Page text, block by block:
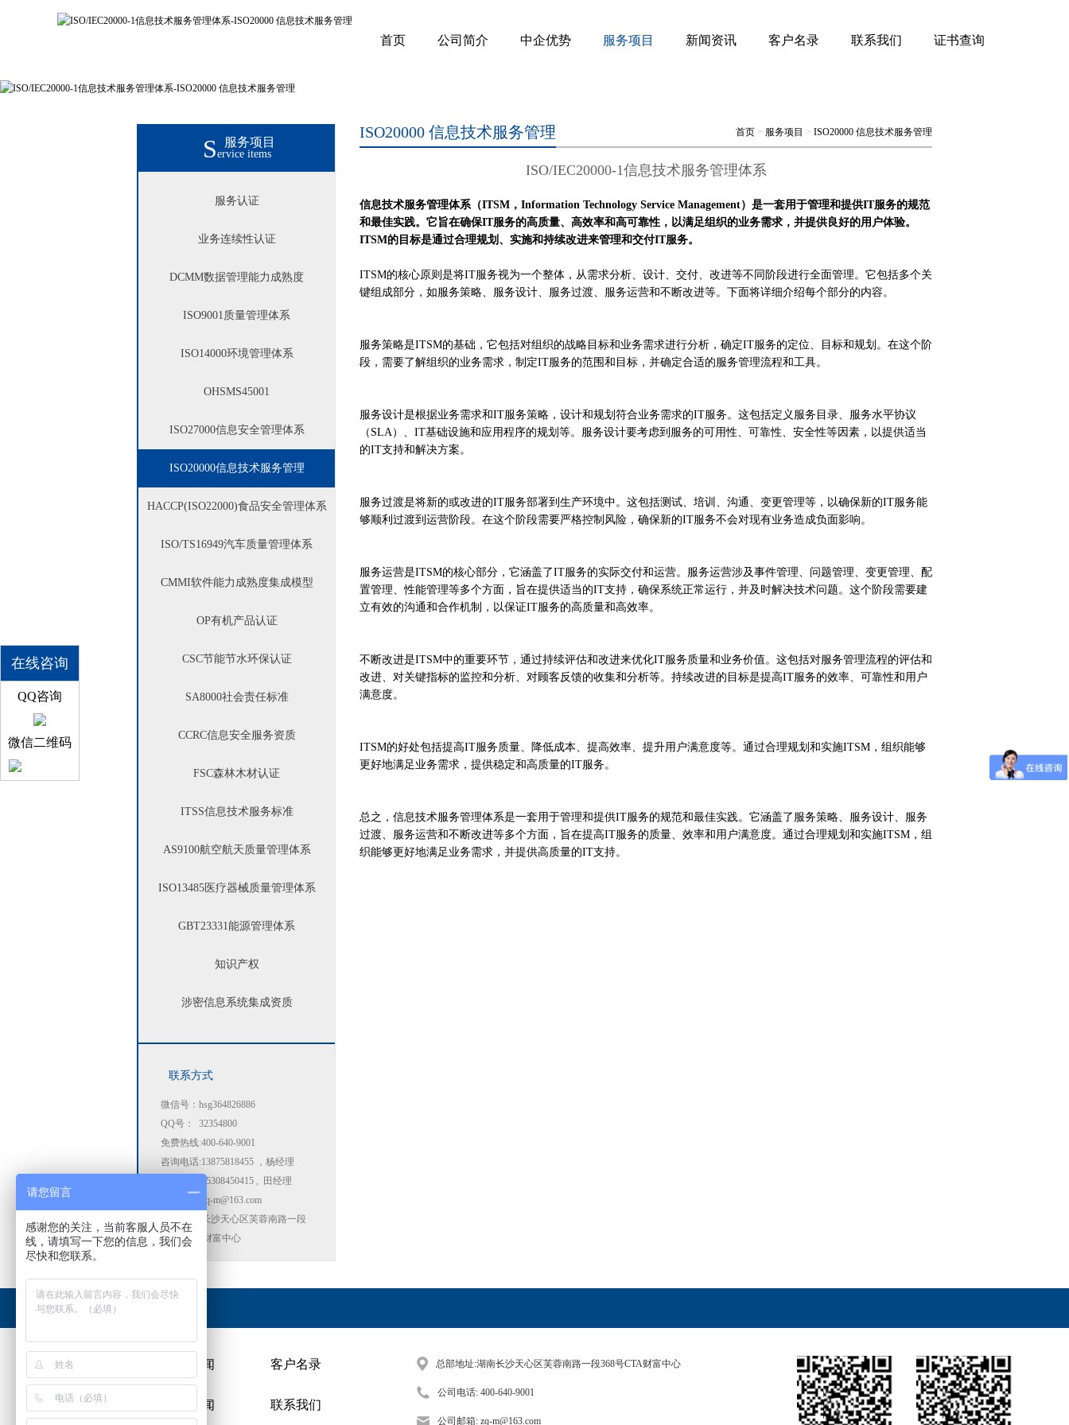
首页 公司简介 中企优势 服务项目 新闻资讯 客户名录 联系我们 证书查询
服务项目
Service items
服务认证
业务连续性认证
DCMM数据管理能力成熟度
ISO9001 质量管理体系
ISO14000环境管理体系
OHSMS45001
ISO27000信息安全管理体系
ISO20000信息技术服务管理
HACCP(ISO22000)食品安全管理体系
ISO/TS16949汽车质量管理体系
CMMI软件能力成熟度集成模型
OP有机产品认证
CSC节能节水环保认证
SA8000社会责任标准
CCRC信息安全服务资质
FSC森林木材认证
ITSS信息技术服务标准
AS9100航空航天质量管理体系
ISO13485医疗器械质量管理体系
GBT23331 能源管理体系
知识产权
涉密信息系统集成资质
联系方式
微信号：hsg364826886
QQ号： 32354800
免费热线:400-640-9001
咨询电话:13875818455 ，杨经理
咨询电话:15308450415 , 田经理
电子邮箱:zq-m@163.com
地址:湖南长沙天心区芙蓉南路一段
368号CTA财富中心
ISO20000 信息技术服务管理 首页 > 服务项目 > ISO20000 信息技术服务管理
ISO/IEC20000-1信息技术服务管理体系
信息技术服务管理体系（ITSM，Information Technology Service Management）是一套用于管理和提供IT服务的规范
和最佳实践。它旨在确保IT服务的高质量、高效率和高可靠性，以满足组织的业务需求，并提供良好的用户体验。
ITSM的目标是通过合理规划、实施和持续改进来管理和交付IT服务。
ITSM的核心原则是将IT服务视为一个整体，从需求分析、设计、交付、改进等不同阶段进行全面管理。它包括多个关
键组成部分，如服务策略、服务设计、服务过渡、服务运营和不断改进等。下面将详细介绍每个部分的内容。
服务策略是ITSM的基础，它包括对组织的战略目标和业务需求进行分析，确定IT服务的定位、目标和规划。在这个阶
段，需要了解组织的业务需求，制定IT服务的范围和目标，并确定合适的服务管理流程和工具。
服务设计是根据业务需求和IT服务策略，设计和规划符合业务需求的IT服务。这包括定义服务目录、服务水平协议
（SLA）、IT基础设施和应用程序的规划等。服务设计要考虑到服务的可用性、可靠性、安全性等因素，以提供适当
的IT支持和解决方案。
服务过渡是将新的或改进的IT服务部署到生产环境中。这包括测试、培训、沟通、变更管理等，以确保新的IT服务能
够顺利过渡到运营阶段。在这个阶段需要严格控制风险，确保新的IT服务不会对现有业务造成负面影响。
服务运营是ITSM的核心部分，它涵盖了IT服务的实际交付和运营。服务运营涉及事件管理、问题管理、变更管理、配
置管理、性能管理等多个方面，旨在提供适当的IT支持，确保系统正常运行，并及时解决技术问题。这个阶段需要建
立有效的沟通和合作机制，以保证IT服务的高质量和高效率。
不断改进是ITSM中的重要环节，通过持续评估和改进来优化IT服务质量和业务价值。这包括对服务管理流程的评估和
改进、对关键指标的监控和分析、对顾客反馈的收集和分析等。持续改进的目标是提高IT服务的效率、可靠性和用户
满意度。
ITSM的好处包括提高IT服务质量、降低成本、提高效率、提升用户满意度等。通过合理规划和实施ITSM，组织能够
更好地满足业务需求，提供稳定和高质量的IT服务。
总之，信息技术服务管理体系是一套用于管理和提供IT服务的规范和最佳实践。它涵盖了服务策略、服务设计、服务
过渡、服务运营和不断改进等多个方面，旨在提高IT服务的质量、效率和用户满意度。通过合理规划和实施ITSM，组
织能够更好地满足业务需求，并提供高质量的IT支持。
在线咨询
QQ咨询
微信二维码
友情链接：
公司简介
公司历史
行业新闻
企业新闻
客户名录
联系我们
总部地址:湖南长沙天心区芙蓉南路一段368号CTA财富中心
公司电话: 400-640-9001
公司邮箱: zq-m@163.com
请您留言
感谢您的关注，当前客服人员不在
线，请填写一下您的信息，我们会
尽快和您联系。